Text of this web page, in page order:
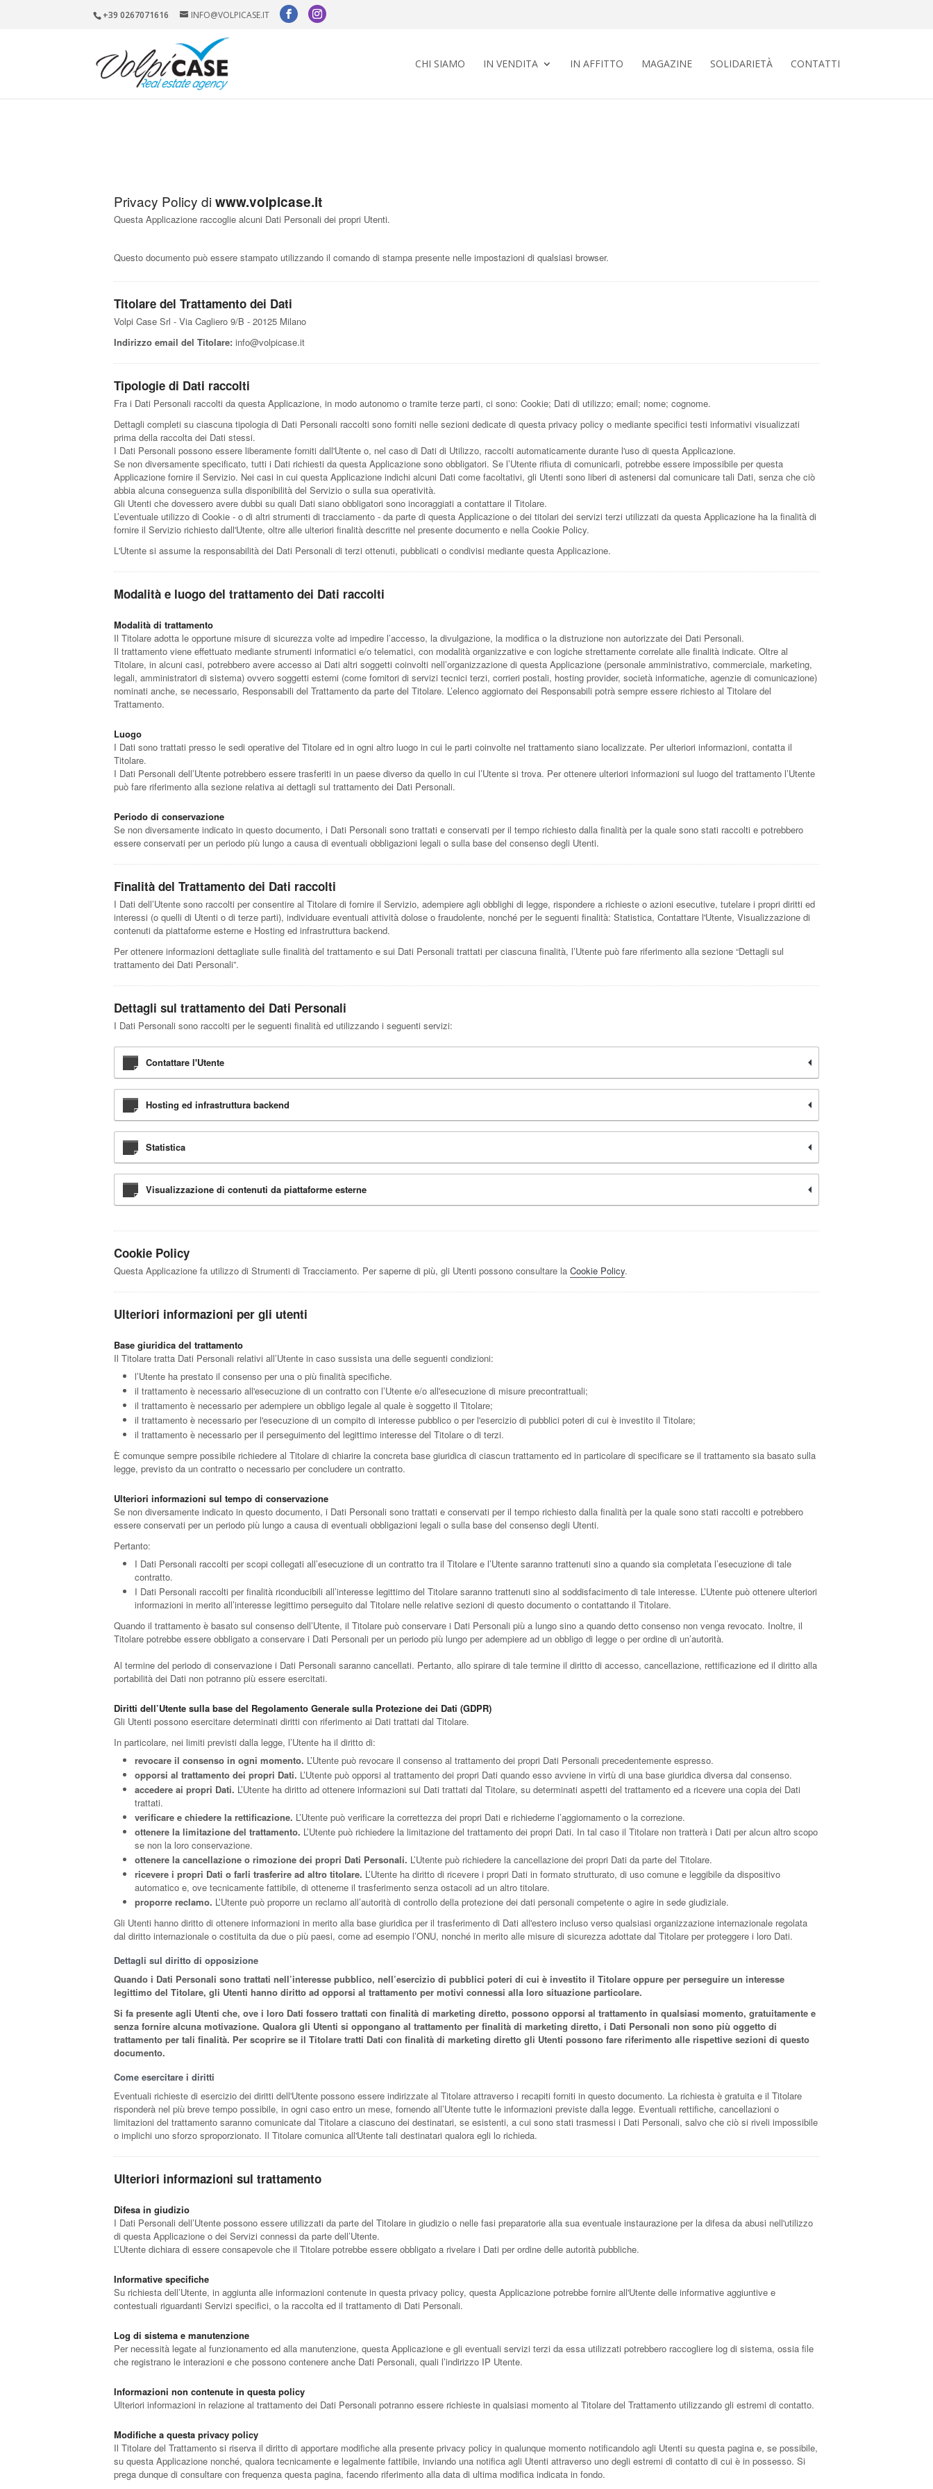
+39 0267071616 INFO@VOLPICASE.IT
CHI SIAMO IN VENDITA IN AFFITTO MAGAZINE SOLIDARIETÀ CONTATTI
Privacy Policy diwww.volpicase.it
Questa Applicazione raccoglie alcuni Dati Personali dei propri Utenti.
Questo documento può essere stampato utilizzando il comando di stampa presente nelle impostazioni di qualsiasi browser.
Titolare del Trattamento dei Dati
Volpi Case Srl - Via Cagliero 9/B - 20125 Milano
Indirizzo email del Titolare: info@volpicase.it
Tipologie di Dati raccolti
Fra i Dati Personali raccolti da questa Applicazione, in modo autonomo o tramite terze parti, ci sono: Cookie; Dati di utilizzo; email; nome; cognome.
Dettagli completi su ciascuna tipologia di Dati Personali raccolti sono forniti nelle sezioni dedicate di questa privacy policy o mediante specifici testi informativi visualizzati
prima della raccolta dei Dati stessi.
I Dati Personali possono essere liberamente forniti dall'Utente o, nel caso di Dati di Utilizzo, raccolti automaticamente durante l'uso di questa Applicazione.
Se non diversamente specificato, tutti i Dati richiesti da questa Applicazione sono obbligatori. Se l’Utente rifiuta di comunicarli, potrebbe essere impossibile per questa
Applicazione fornire il Servizio. Nei casi in cui questa Applicazione indichi alcuni Dati come facoltativi, gli Utenti sono liberi di astenersi dal comunicare tali Dati, senza che ciò
abbia alcuna conseguenza sulla disponibilità del Servizio o sulla sua operatività.
Gli Utenti che dovessero avere dubbi su quali Dati siano obbligatori sono incoraggiati a contattare il Titolare.
L’eventuale utilizzo di Cookie - o di altri strumenti di tracciamento - da parte di questa Applicazione o dei titolari dei servizi terzi utilizzati da questa Applicazione ha la finalità di
fornire il Servizio richiesto dall'Utente, oltre alle ulteriori finalità descritte nel presente documento e nella Cookie Policy.
L'Utente si assume la responsabilità dei Dati Personali di terzi ottenuti, pubblicati o condivisi mediante questa Applicazione.
Modalità e luogo del trattamento dei Dati raccolti
Modalità di trattamento
Il Titolare adotta le opportune misure di sicurezza volte ad impedire l’accesso, la divulgazione, la modifica o la distruzione non autorizzate dei Dati Personali.
Il trattamento viene effettuato mediante strumenti informatici e/o telematici, con modalità organizzative e con logiche strettamente correlate alle finalità indicate. Oltre al
Titolare, in alcuni casi, potrebbero avere accesso ai Dati altri soggetti coinvolti nell’organizzazione di questa Applicazione (personale amministrativo, commerciale, marketing,
legali, amministratori di sistema) ovvero soggetti esterni (come fornitori di servizi tecnici terzi, corrieri postali, hosting provider, società informatiche, agenzie di comunicazione)
nominati anche, se necessario, Responsabili del Trattamento da parte del Titolare. L’elenco aggiornato dei Responsabili potrà sempre essere richiesto al Titolare del
Trattamento.
Luogo
I Dati sono trattati presso le sedi operative del Titolare ed in ogni altro luogo in cui le parti coinvolte nel trattamento siano localizzate. Per ulteriori informazioni, contatta il
Titolare.
I Dati Personali dell’Utente potrebbero essere trasferiti in un paese diverso da quello in cui l’Utente si trova. Per ottenere ulteriori informazioni sul luogo del trattamento l’Utente
può fare riferimento alla sezione relativa ai dettagli sul trattamento dei Dati Personali.
Periodo di conservazione
Se non diversamente indicato in questo documento, i Dati Personali sono trattati e conservati per il tempo richiesto dalla finalità per la quale sono stati raccolti e potrebbero
essere conservati per un periodo più lungo a causa di eventuali obbligazioni legali o sulla base del consenso degli Utenti.
Finalità del Trattamento dei Dati raccolti
I Dati dell’Utente sono raccolti per consentire al Titolare di fornire il Servizio, adempiere agli obblighi di legge, rispondere a richieste o azioni esecutive, tutelare i propri diritti ed
interessi (o quelli di Utenti o di terze parti), individuare eventuali attività dolose o fraudolente, nonché per le seguenti finalità: Statistica, Contattare l'Utente, Visualizzazione di
contenuti da piattaforme esterne e Hosting ed infrastruttura backend.
Per ottenere informazioni dettagliate sulle finalità del trattamento e sui Dati Personali trattati per ciascuna finalità, l’Utente può fare riferimento alla sezione “Dettagli sul
trattamento dei Dati Personali”.
Dettagli sul trattamento dei Dati Personali
I Dati Personali sono raccolti per le seguenti finalità ed utilizzando i seguenti servizi:
Contattare l'Utente
Hosting ed infrastruttura backend
Statistica
Visualizzazione di contenuti da piattaforme esterne
Cookie Policy
Questa Applicazione fa utilizzo di Strumenti di Tracciamento. Per saperne di più, gli Utenti possono consultare laCookie Policy.
Ulteriori informazioni per gli utenti
Base giuridica del trattamento
Il Titolare tratta Dati Personali relativi all’Utente in caso sussista una delle seguenti condizioni:
l’Utente ha prestato il consenso per una o più finalità specifiche.
il trattamento è necessario all'esecuzione di un contratto con l’Utente e/o all'esecuzione di misure precontrattuali;
il trattamento è necessario per adempiere un obbligo legale al quale è soggetto il Titolare;
il trattamento è necessario per l'esecuzione di un compito di interesse pubblico o per l'esercizio di pubblici poteri di cui è investito il Titolare;
il trattamento è necessario per il perseguimento del legittimo interesse del Titolare o di terzi.
È comunque sempre possibile richiedere al Titolare di chiarire la concreta base giuridica di ciascun trattamento ed in particolare di specificare se il trattamento sia basato sulla
legge, previsto da un contratto o necessario per concludere un contratto.
Ulteriori informazioni sul tempo di conservazione
Se non diversamente indicato in questo documento, i Dati Personali sono trattati e conservati per il tempo richiesto dalla finalità per la quale sono stati raccolti e potrebbero
essere conservati per un periodo più lungo a causa di eventuali obbligazioni legali o sulla base del consenso degli Utenti.
Pertanto:
I Dati Personali raccolti per scopi collegati all’esecuzione di un contratto tra il Titolare e l’Utente saranno trattenuti sino a quando sia completata l’esecuzione di tale
contratto.
I Dati Personali raccolti per finalità riconducibili all’interesse legittimo del Titolare saranno trattenuti sino al soddisfacimento di tale interesse. L’Utente può ottenere ulteriori
informazioni in merito all’interesse legittimo perseguito dal Titolare nelle relative sezioni di questo documento o contattando il Titolare.
Quando il trattamento è basato sul consenso dell’Utente, il Titolare può conservare i Dati Personali più a lungo sino a quando detto consenso non venga revocato. Inoltre, il
Titolare potrebbe essere obbligato a conservare i Dati Personali per un periodo più lungo per adempiere ad un obbligo di legge o per ordine di un’autorità.
Al termine del periodo di conservazione i Dati Personali saranno cancellati. Pertanto, allo spirare di tale termine il diritto di accesso, cancellazione, rettificazione ed il diritto alla
portabilità dei Dati non potranno più essere esercitati.
Diritti dell’Utente sulla base del Regolamento Generale sulla Protezione dei Dati (GDPR)
Gli Utenti possono esercitare determinati diritti con riferimento ai Dati trattati dal Titolare.
In particolare, nei limiti previsti dalla legge, l’Utente ha il diritto di:
revocare il consenso in ogni momento. L’Utente può revocare il consenso al trattamento dei propri Dati Personali precedentemente espresso.
opporsi al trattamento dei propri Dati. L’Utente può opporsi al trattamento dei propri Dati quando esso avviene in virtù di una base giuridica diversa dal consenso.
accedere ai propri Dati. L’Utente ha diritto ad ottenere informazioni sui Dati trattati dal Titolare, su determinati aspetti del trattamento ed a ricevere una copia dei Dati
trattati.
verificare e chiedere la rettificazione. L’Utente può verificare la correttezza dei propri Dati e richiederne l’aggiornamento o la correzione.
ottenere la limitazione del trattamento. L’Utente può richiedere la limitazione del trattamento dei propri Dati. In tal caso il Titolare non tratterà i Dati per alcun altro scopo
se non la loro conservazione.
ottenere la cancellazione o rimozione dei propri Dati Personali. L’Utente può richiedere la cancellazione dei propri Dati da parte del Titolare.
ricevere i propri Dati o farli trasferire ad altro titolare. L’Utente ha diritto di ricevere i propri Dati in formato strutturato, di uso comune e leggibile da dispositivo
automatico e, ove tecnicamente fattibile, di ottenerne il trasferimento senza ostacoli ad un altro titolare.
proporre reclamo. L’Utente può proporre un reclamo all’autorità di controllo della protezione dei dati personali competente o agire in sede giudiziale.
Gli Utenti hanno diritto di ottenere informazioni in merito alla base giuridica per il trasferimento di Dati all'estero incluso verso qualsiasi organizzazione internazionale regolata
dal diritto internazionale o costituita da due o più paesi, come ad esempio l’ONU, nonché in merito alle misure di sicurezza adottate dal Titolare per proteggere i loro Dati.
Dettagli sul diritto di opposizione
Quando i Dati Personali sono trattati nell’interesse pubblico, nell’esercizio di pubblici poteri di cui è investito il Titolare oppure per perseguire un interesse
legittimo del Titolare, gli Utenti hanno diritto ad opporsi al trattamento per motivi connessi alla loro situazione particolare.
Si fa presente agli Utenti che, ove i loro Dati fossero trattati con finalità di marketing diretto, possono opporsi al trattamento in qualsiasi momento, gratuitamente e
senza fornire alcuna motivazione. Qualora gli Utenti si oppongano al trattamento per finalità di marketing diretto, i Dati Personali non sono più oggetto di
trattamento per tali finalità. Per scoprire se il Titolare tratti Dati con finalità di marketing diretto gli Utenti possono fare riferimento alle rispettive sezioni di questo
documento.
Come esercitare i diritti
Eventuali richieste di esercizio dei diritti dell'Utente possono essere indirizzate al Titolare attraverso i recapiti forniti in questo documento. La richiesta è gratuita e il Titolare
risponderà nel più breve tempo possibile, in ogni caso entro un mese, fornendo all’Utente tutte le informazioni previste dalla legge. Eventuali rettifiche, cancellazioni o
limitazioni del trattamento saranno comunicate dal Titolare a ciascuno dei destinatari, se esistenti, a cui sono stati trasmessi i Dati Personali, salvo che ciò si riveli impossibile
o implichi uno sforzo sproporzionato. Il Titolare comunica all'Utente tali destinatari qualora egli lo richieda.
Ulteriori informazioni sul trattamento
Difesa in giudizio
I Dati Personali dell’Utente possono essere utilizzati da parte del Titolare in giudizio o nelle fasi preparatorie alla sua eventuale instaurazione per la difesa da abusi nell'utilizzo
di questa Applicazione o dei Servizi connessi da parte dell’Utente.
L’Utente dichiara di essere consapevole che il Titolare potrebbe essere obbligato a rivelare i Dati per ordine delle autorità pubbliche.
Informative specifiche
Su richiesta dell’Utente, in aggiunta alle informazioni contenute in questa privacy policy, questa Applicazione potrebbe fornire all'Utente delle informative aggiuntive e
contestuali riguardanti Servizi specifici, o la raccolta ed il trattamento di Dati Personali.
Log di sistema e manutenzione
Per necessità legate al funzionamento ed alla manutenzione, questa Applicazione e gli eventuali servizi terzi da essa utilizzati potrebbero raccogliere log di sistema, ossia file
che registrano le interazioni e che possono contenere anche Dati Personali, quali l’indirizzo IP Utente.
Informazioni non contenute in questa policy
Ulteriori informazioni in relazione al trattamento dei Dati Personali potranno essere richieste in qualsiasi momento al Titolare del Trattamento utilizzando gli estremi di contatto.
Modifiche a questa privacy policy
Il Titolare del Trattamento si riserva il diritto di apportare modifiche alla presente privacy policy in qualunque momento notificandolo agli Utenti su questa pagina e, se possibile,
su questa Applicazione nonché, qualora tecnicamente e legalmente fattibile, inviando una notifica agli Utenti attraverso uno degli estremi di contatto di cui è in possesso. Si
prega dunque di consultare con frequenza questa pagina, facendo riferimento alla data di ultima modifica indicata in fondo.